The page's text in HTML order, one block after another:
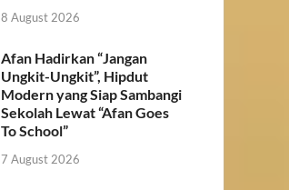
8 August 2026
Afan Hadirkan “Jangan
Ungkit-Ungkit”, Hipdut
Modern yang Siap Sambangi
Sekolah Lewat “Afan Goes
To School”
7 August 2026